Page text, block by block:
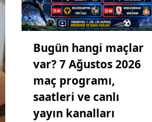
Bugün hangi maçlar
var? 7 Ağustos 2026
maç programı,
saatleri ve canlı
yayın kanalları